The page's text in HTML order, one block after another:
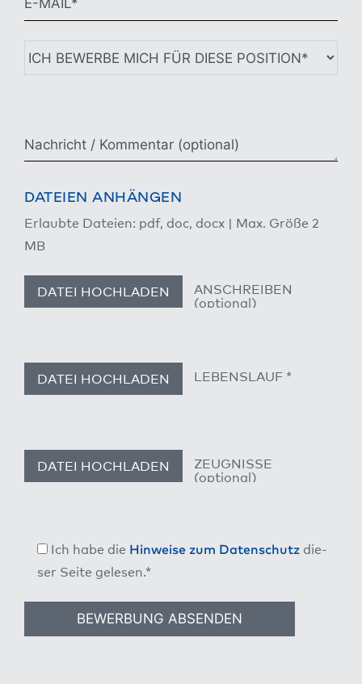
DATEIEN ANHÄNGEN
Erlaub­te Datei­en: pdf, doc, docx | Max. Grö­ße 2
MB
Ich habe die Hin­wei­se zum Daten­schutz die­
ser Sei­te gele­sen.*